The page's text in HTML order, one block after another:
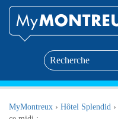
MyMontreux › Hôtel Splendid ›